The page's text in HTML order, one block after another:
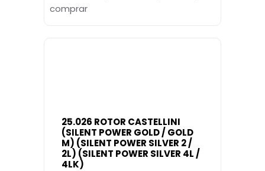
comprar
25.026 ROTOR CASTELLINI
(SILENT POWER GOLD / GOLD
M) (SILENT POWER SILVER 2 /
2L) (SILENT POWER SILVER 4L /
4LK)